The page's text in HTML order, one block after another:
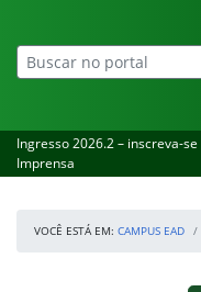
Ingresso 2026.2 – inscreva-se
Imprensa
VOCÊ ESTÁ EM: CAMPUS EAD